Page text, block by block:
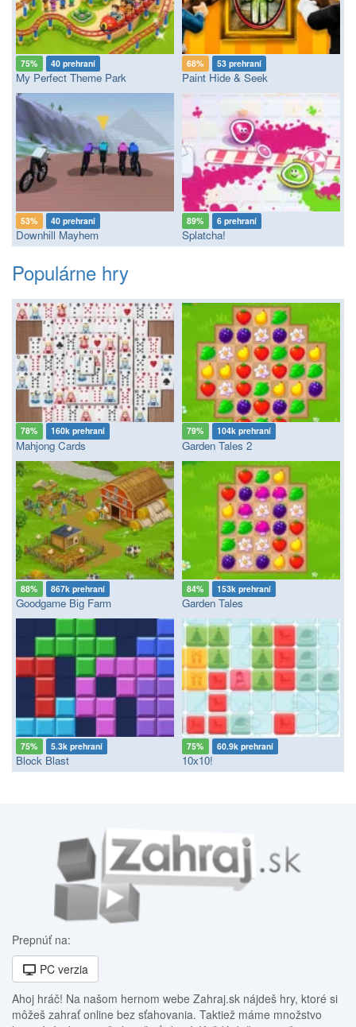
75% 40 prehraní
My Perfect Theme Park
68% 53 prehraní
Paint Hide & Seek
53% 40 prehraní
Downhill Mayhem
89% 6 prehraní
Splatcha!
Populárne hry
78% 160k prehraní
Mahjong Cards
79% 104k prehraní
Garden Tales 2
88% 867k prehraní
Goodgame Big Farm
84% 153k prehraní
Garden Tales
75% 5.3k prehraní
Block Blast
75% 60.9k prehraní
10x10!
Prepnúť na:
PC verzia
Ahoj hráč! Na našom hernom webe Zahraj.sk nájdeš hry, ktoré si
môžeš zahrať online bez sťahovania. Taktiež máme množstvo